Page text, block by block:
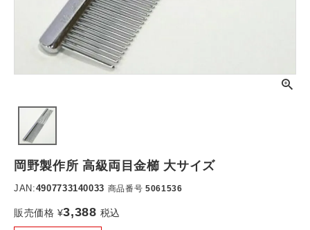
岡野製作所 高級両目金櫛 大サイズ
JAN:4907733140033 商品番号 5061536
販売価格 ¥3,388 税込